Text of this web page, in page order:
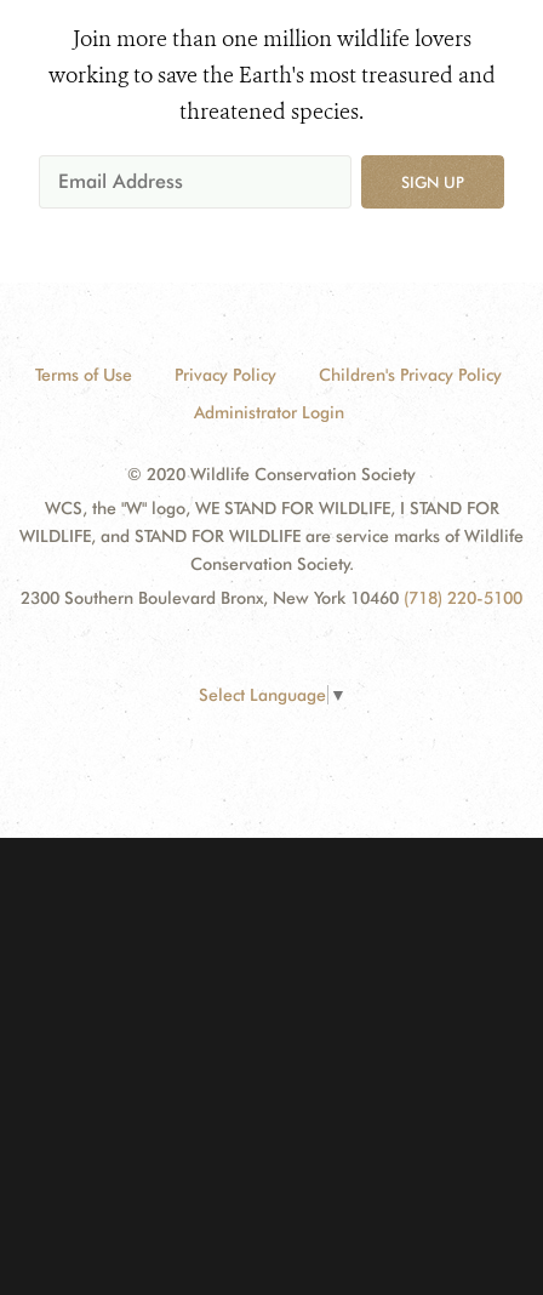
Join more than one million wildlife lovers
working to save the Earth's most treasured and
threatened species.
SIGN UP
Terms of Use Privacy Policy
Children's Privacy Policy
Administrator Login
© 2020 Wildlife Conservation Society
WCS, the "W" logo, WE STAND FOR WILDLIFE, I STAND FOR
WILDLIFE, and STAND FOR WILDLIFE are service marks of Wildlife
Conservation Society.
2300 Southern Boulevard Bronx, New York 10460 (718) 220-5100
Select Language ▼